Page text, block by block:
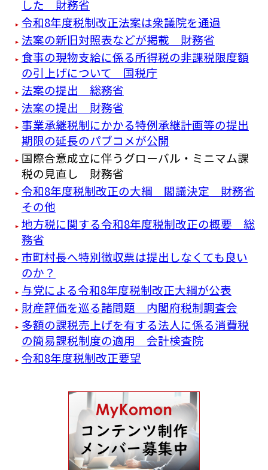
した 財務省
令和8年度税制改正法案は衆議院を通過
法案の新旧対照表などが掲載 財務省
食事の現物支給に係る所得税の非課税限度額
の引上げについて 国税庁
法案の提出 総務省
法案の提出 財務省
事業承継税制にかかる特例承継計画等の提出
期限の延長のパブコメが公開
国際合意成立に伴うグローバル・ミニマム課
税の見直し 財務省
令和8年度税制改正の大綱 閣議決定 財務省
その他
地方税に関する令和8年度税制改正の概要 総
務省
市町村長へ特別徴収票は提出しなくても良い
のか？
与党による令和8年度税制改正大綱が公表
財産評価を巡る諸問題 内閣府税制調査会
多額の課税売上げを有する法人に係る消費税
の簡易課税制度の適用 会計検査院
令和8年度税制改正要望